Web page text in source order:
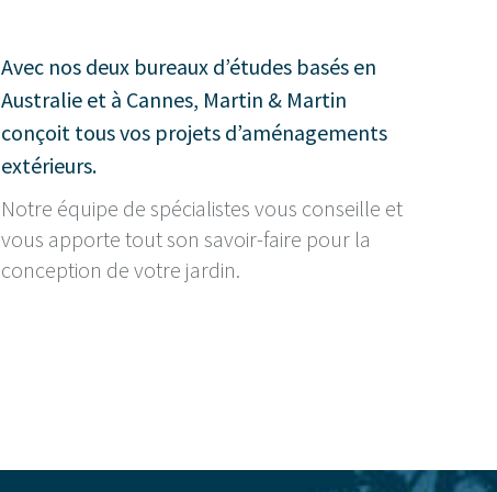
Avec nos deux bureaux d’études basés en
Australie et à Cannes, Martin & Martin
conçoit tous vos projets d’aménagements
extérieurs.
Notre équipe de spécialistes vous conseille et
vous apporte tout son savoir-faire pour la
conception de votre jardin.